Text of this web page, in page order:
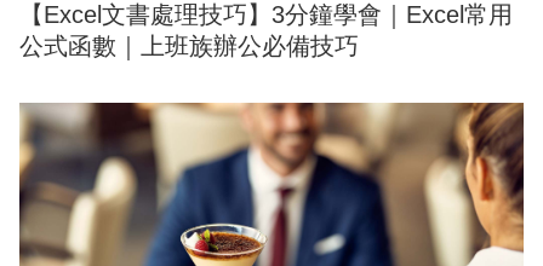
【Excel文書處理技巧】3分鐘學會｜Excel常用
公式函數｜上班族辦公必備技巧